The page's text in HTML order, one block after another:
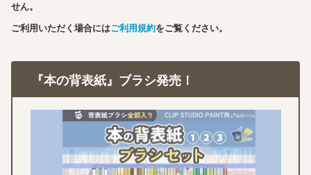
せん。
ご利用いただく場合にはご利用規約をご覧ください。
『本の背表紙』ブラシ発売！